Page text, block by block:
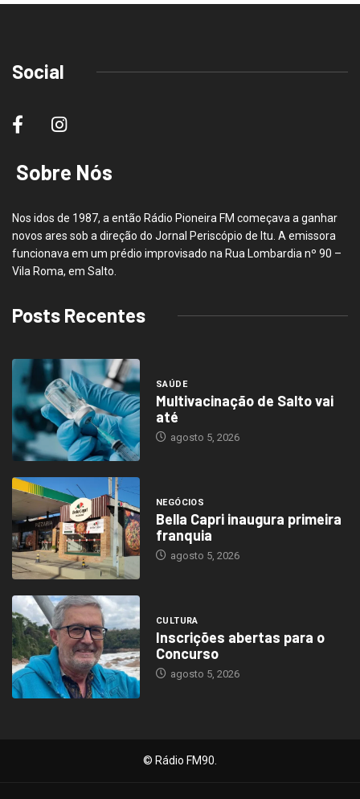
Social
Sobre Nós
Nos idos de 1987, a então Rádio Pioneira FM começava a ganhar
novos ares sob a direção do Jornal Periscópio de Itu. A emissora
funcionava em um prédio improvisado na Rua Lombardia nº 90 –
Vila Roma, em Salto.
Posts Recentes
SAÚDE
Multivacinação de Salto vai
até
agosto 5, 2026
NEGÓCIOS
Bella Capri inaugura primeira
franquia
agosto 5, 2026
CULTURA
Inscrições abertas para o
Concurso
agosto 5, 2026
© Rádio FM90.